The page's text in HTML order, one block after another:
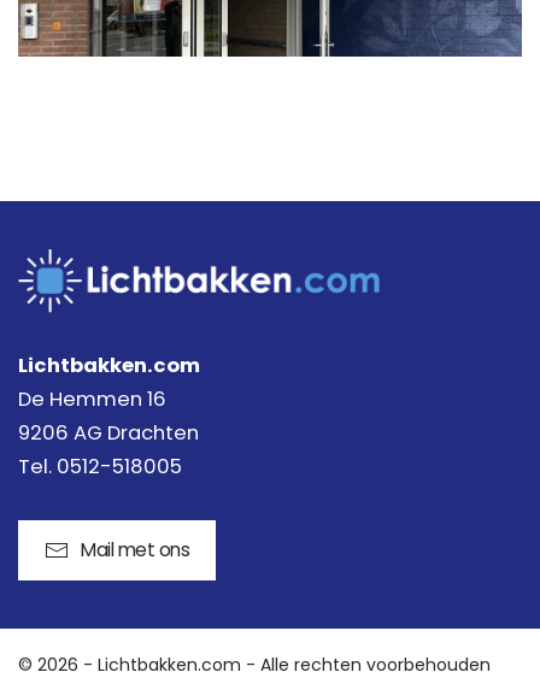
Lichtbakken.com
De Hemmen 16
9206 AG Drachten
Tel. 0512-518005
Mail met ons
© 2026 - Lichtbakken.com - Alle rechten voorbehouden